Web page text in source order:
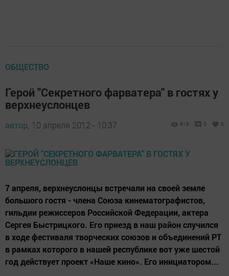
ОБЩЕСТВО
Герой "Секретного фарватера" в гостях у
верхнеуслонцев
автор, 10 апреля 2012 - 10:37 918 0 0
7 апреля, верхнеуслонцы встречали на своей земле
большого гостя - члена Союза кинематографистов,
гильдии режиссеров Российской Федерации, актера
Сергея Быстрицкого. Его приезд в наш район случился
в ходе фестиваля творческих союзов и объединений РТ
в рамках которого в нашей республике вот уже шестой
год действует проект «Наше кино». Его инициатором...